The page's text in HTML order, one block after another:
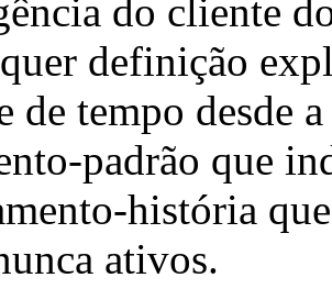
do cliente
definição
de tempo desde
padrão que
história
ativos.